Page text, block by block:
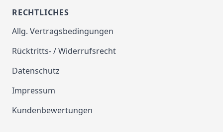
RECHTLICHES
Allg. Vertragsbedingungen
Rücktritts- / Widerrufsrecht
Datenschutz
Impressum
Kundenbewertungen